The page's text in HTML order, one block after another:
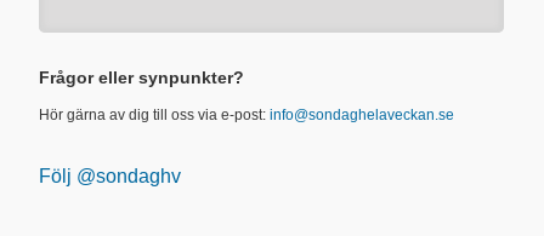
Frågor eller synpunkter?
Hör gärna av dig till oss via e-post:info@sondaghelaveckan.se
Följ @sondaghv